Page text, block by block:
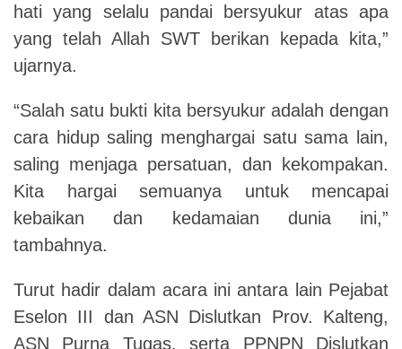
hati yang selalu pandai bersyukur atas apa
yang telah Allah SWT berikan kepada kita,”
ujarnya.
“Salah satu bukti kita bersyukur adalah dengan
cara hidup saling menghargai satu sama lain,
saling menjaga persatuan, dan kekompakan.
Kita hargai semuanya untuk mencapai
kebaikan dan kedamaian dunia ini,”
tambahnya.
Turut hadir dalam acara ini antara lain Pejabat
Eselon III dan ASN Dislutkan Prov. Kalteng,
ASN Purna Tugas, serta PPNPN Dislutkan